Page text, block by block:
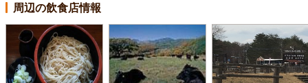
周辺の飲食店情報